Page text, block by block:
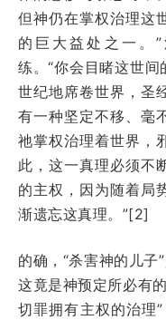
但神仍在掌权治理这
的巨大益处之一。
练。“你会目睹这世
世纪地席卷世界，圣
有一种坚定不移、毫
祂掌权治理着世界，
此，这一真理必须不
的主权，因为随着局
渐遗忘这真理。”[2]
的确，“杀害神的儿子
这竟是神预定所必有
切罪拥有主权的治理